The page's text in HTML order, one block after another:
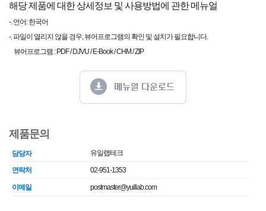
해당 제품에 대한 상세정보 및 사용방법에 관한 메뉴얼
-. 언어: 한국어
-. 파일이 열리지 않을 경우, 뷰어프로그램의 확인 및 설치가 필요합니다.
뷰어프로그램 : PDF / DJVU / E-Book / CHM / ZIP
제품문의
담당자 유일랩테크
연락처 02-951-1353
이메일 postmaster@yuillab.com